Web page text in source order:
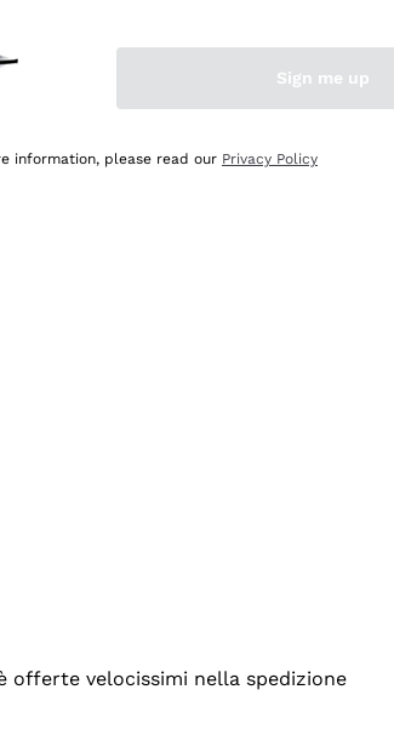
lo consiglio! 👍
offerte velocissimi nella spedizione
Sign me up
information, please read our Privacy Policy